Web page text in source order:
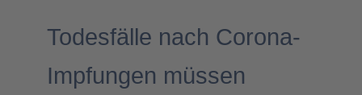
Todesfälle nach Corona-
Impfungen müssen